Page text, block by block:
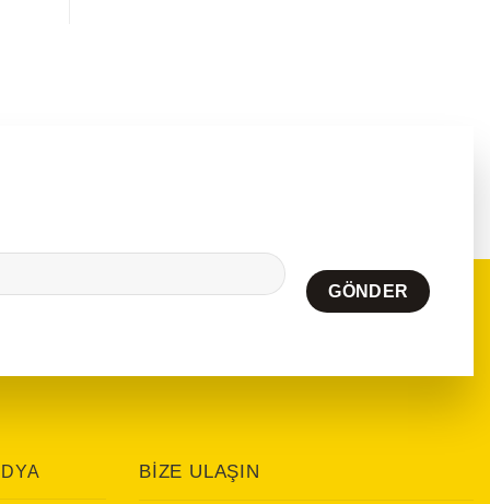
BIZE ULAŞIN